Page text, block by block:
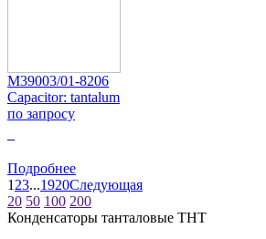
M39003/01-8206
Capacitor: tantalum
по запросу
Подробнее
1 23...1920Следующая
20 50 100 200
Конденсаторы танталовые THT